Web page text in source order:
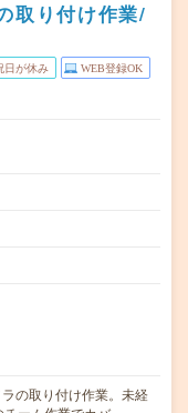
取り付け作業/
日が休み WEB登録OK
の取り付け作業。未経